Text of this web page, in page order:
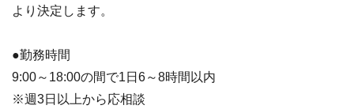
より決定します。
●勤務時間
9:00～18:00の間で1日6～8時間以内
※週3日以上から応相談